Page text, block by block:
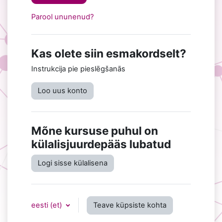
Parool ununenud?
Kas olete siin esmakordselt?
Instrukcija pie pieslēgšanās
Loo uus konto
Mõne kursuse puhul on
külalisjuurdepääs lubatud
Logi sisse külalisena
eesti ‎(et)‎ Teave küpsiste kohta